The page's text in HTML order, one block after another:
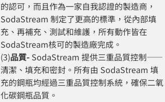
的認可，而且作為一家自我認證的製造商，
SodaStream 制定了更高的標準，從內部填
充、再補充、測試和維護，所有動作皆在
SodaStream核可的製造廠完成。
(3)品質- SodaStream 提供三重品質控制——
清潔、填充和密封。所有由 SodaStream 填
充的鋼瓶均經過三重品質控制系統，確保二氧
化碳鋼瓶品質。